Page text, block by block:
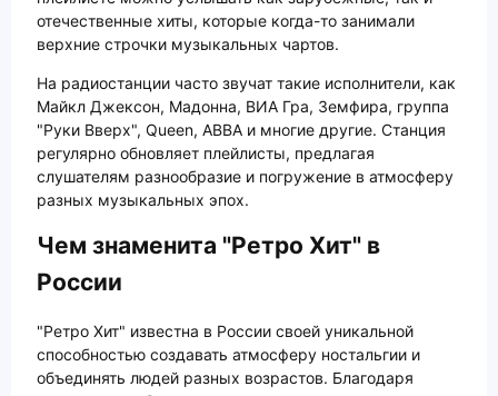
отечественные хиты, которые когда-то занимали
верхние строчки музыкальных чартов.
На радиостанции часто звучат такие исполнители, как
Майкл Джексон, Мадонна, ВИА Гра, Земфира, группа
"Руки Вверх", Queen, ABBA и многие другие. Станция
регулярно обновляет плейлисты, предлагая
слушателям разнообразие и погружение в атмосферу
разных музыкальных эпох.
Чем знаменита "Ретро Хит" в
России
"Ретро Хит" известна в России своей уникальной
способностью создавать атмосферу ностальгии и
объединять людей разных возрастов. Благодаря